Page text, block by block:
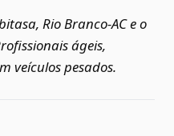
Rio Branco‑AC e o
ágeis,
veículos pesados.